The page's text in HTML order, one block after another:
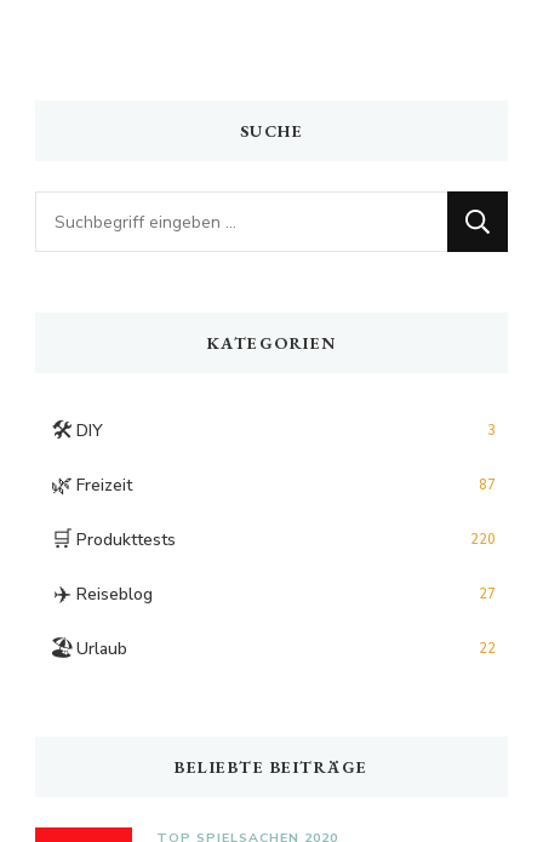
SUCHE
Looking
for
KATEGORIEN
🛠️ DIY 3
🌿 Freizeit 87
🛒 Produkttests 220
✈️ Reiseblog 27
🏖️Urlaub 22
BELIEBTE BEITRÄGE
TOP SPIELSACHEN 2020